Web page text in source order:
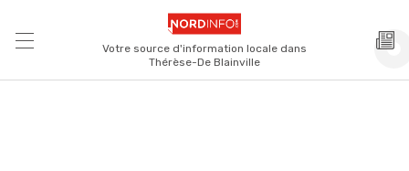
Votre source d'information locale dans
Thérèse-De Blainville